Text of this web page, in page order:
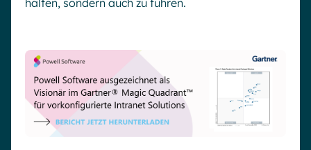
halten, sondern auch zu führen.